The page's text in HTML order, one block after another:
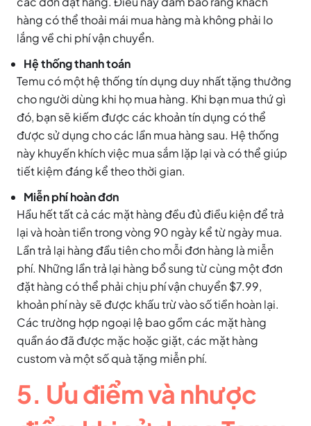
hàng có thể thoải mái mua hàng mà không phải lo
lắng về chi phí vận chuyển.
Hệ thống thanh toán
Temu có một hệ thống tín dụng duy nhất tặng thưởng
cho người dùng khi họ mua hàng. Khi bạn mua thứ gì
đó, bạn sẽ kiếm được các khoản tín dụng có thể
được sử dụng cho các lần mua hàng sau. Hệ thống
này khuyến khích việc mua sắm lặp lại và có thể giúp
tiết kiệm đáng kể theo thời gian.
Miễn phí hoàn đơn
Hầu hết tất cả các mặt hàng đều đủ điều kiện để trả
lại và hoàn tiền trong vòng 90 ngày kể từ ngày mua.
Lần trả lại hàng đầu tiên cho mỗi đơn hàng là miễn
phí. Những lần trả lại hàng bổ sung từ cùng một đơn
đặt hàng có thể phải chịu phí vận chuyển $7.99,
khoản phí này sẽ được khấu trừ vào số tiền hoàn lại.
Các trường hợp ngoại lệ bao gồm các mặt hàng
quần áo đã được mặc hoặc giặt, các mặt hàng
custom và một số quà tặng miễn phí.
5. Ưu điểm và nhược